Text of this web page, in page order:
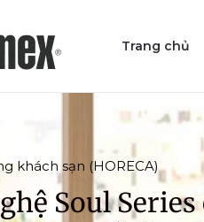
Trang chủ
khách sạn (HORECA)
Soul